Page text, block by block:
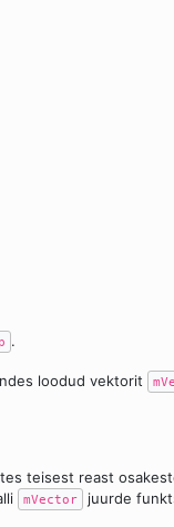
.
loodud vektorit
teisest reast
mVector
juurde